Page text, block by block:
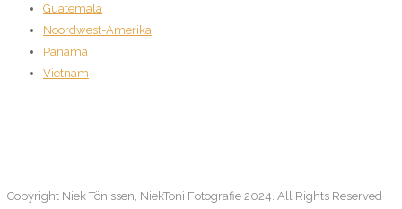
Guatemala
Noordwest-Amerika
Panama
Vietnam
Copyright Niek Tönissen, NiekToni Fotografie 2024. All Rights Reserved